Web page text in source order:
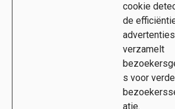
cookie
de
verzamelt
s voor
atie.